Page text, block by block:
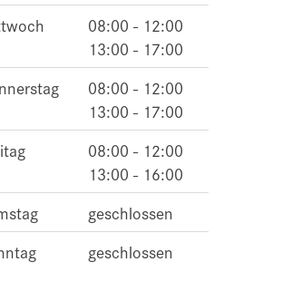
08:00 - 12:00
13:00 - 17:00
08:00 - 12:00
13:00 - 17:00
08:00 - 12:00
13:00 - 16:00
geschlossen
geschlossen